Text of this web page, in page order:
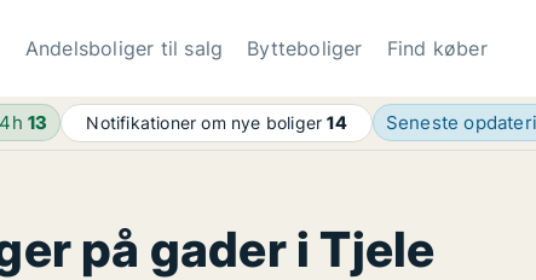
Andelsboliger til salg Bytteboliger Find køber
13 Notifikationer om nye boliger14 Seneste
på gader i Tjele